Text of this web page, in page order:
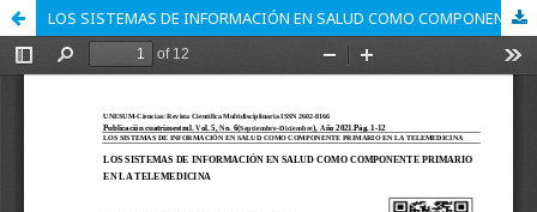
LOS SISTEMAS DE INFORMACIÓN EN SALUD COMO COMPONENTE PRIMARIO EN LA TELEMEDICINA